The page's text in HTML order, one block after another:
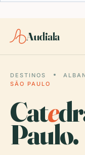
Audiala
DESTINOS
SÃO PAULO
Cate
Paulo.